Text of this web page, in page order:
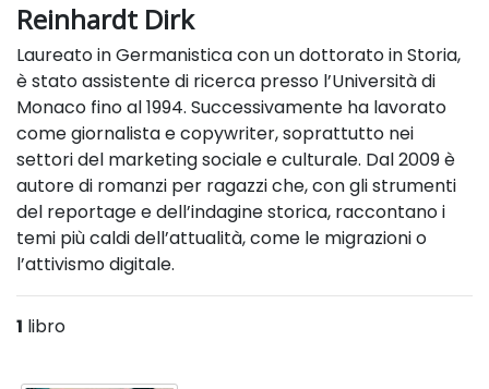
Reinhardt Dirk
Laureato in Germanistica con un dottorato in Storia,
è stato assistente di ricerca presso l’Università di
Monaco fino al 1994. Successivamente ha lavorato
come giornalista e copywriter, soprattutto nei
settori del marketing sociale e culturale. Dal 2009 è
autore di romanzi per ragazzi che, con gli strumenti
del reportage e dell’indagine storica, raccontano i
temi più caldi dell’attualità, come le migrazioni o
l’attivismo digitale.
1 libro